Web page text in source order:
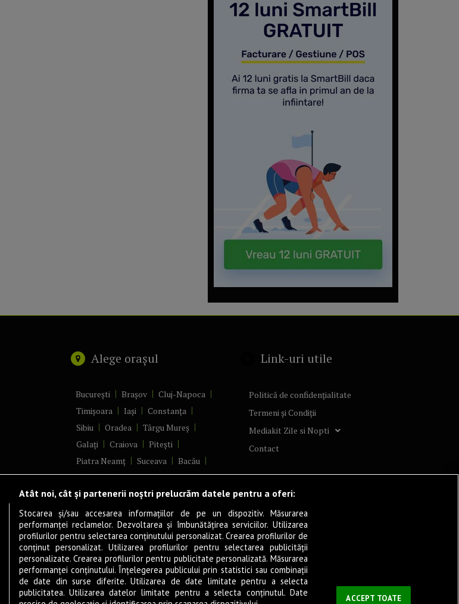
Alege orașul
București Brașov
Cluj-Napoca
Timișoara
Iași
Constanța
Sibiu
Oradea
Târgu Mureș
Galați
Craiova
Pitești
Piatra Neamț
Suceava
Bacău
Brăila
Ploiești
Râmnicu Vâlcea
Alba Iulia
Arad
Bistrița
Baia Mare
Satu Mare
Sfântu Gheorghe
Deva
Focșani
Tulcea
Târgu Jiu
Alexandria
Botoșani
Buzău Vaslui
Reșița
Târgoviște
Drobeta-Turnu Severin
Călărași
Link-uri utile
Politică de confidențialitate
Termeni și Condiții
Mediakit Zile si Nopti
Contact
Atât noi, cât și partenerii noștri prelucrăm datele pentru a oferi:
Stocarea și/sau accesarea informațiilor de pe un dispozitiv. Măsurarea
performanței reclamelor. Dezvoltarea și îmbunătățirea serviciilor. Utilizarea
profilurilor pentru selectarea conținutului personalizat. Crearea profilurilor de
conținut personalizat. Utilizarea profilurilor pentru selectarea publicității
personalizate. Crearea profilurilor pentru publicitate personalizată. Măsurarea
performanței conținutului. Înțelegerea publicului prin statistici sau combinații
de date din surse diferite. Utilizarea de date limitate pentru a selecta
publicitatea. Utilizarea datelor limitate pentru a selecta conținutul. Date
ACCEPT TOATE